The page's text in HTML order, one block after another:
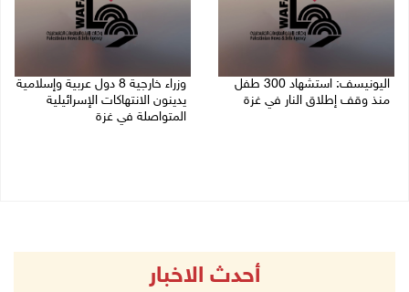
اليونيسف: استشهاد 300 طفل
منذ وقف إطلاق النار في غزة
وزراء خارجية 8 دول عربية وإسلامية
يدينون الانتهاكات الإسرائيلية
المتواصلة في غزة
أحدث الاخبار